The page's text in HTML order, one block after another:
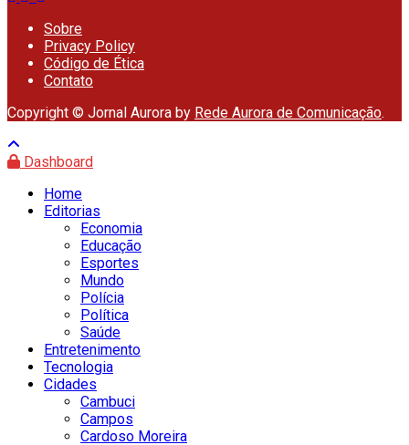
Sobre
Privacy Policy
Código de Ética
Contato
Copyright © Jornal Aurora by Rede Aurora de Comunicação.
Dashboard
Home
Editorias
Economia
Educação
Esportes
Mundo
Polícia
Política
Saúde
Entretenimento
Tecnologia
Cidades
Cambuci
Campos
Cardoso Moreira